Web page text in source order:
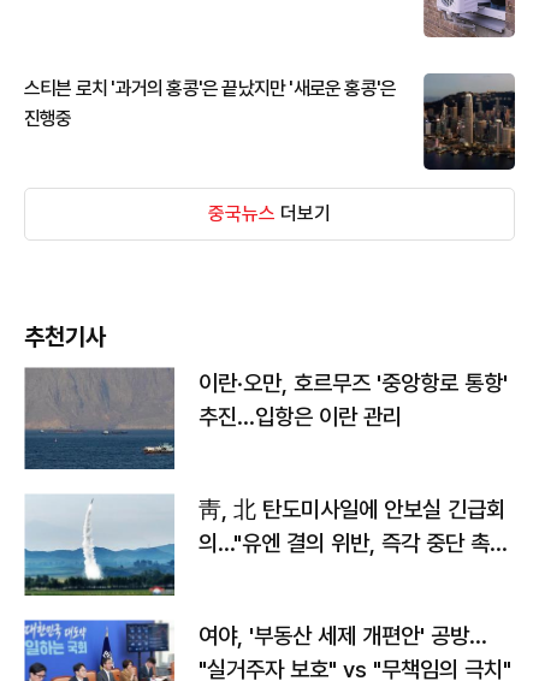
스티븐 로치 '과거의 홍콩'은 끝났지만 '새로운 홍콩'은
진행중
중국뉴스 더보기
추천기사
이란·오만, 호르무즈 '중앙항로 통항'
추진…입항은 이란 관리
靑, 北 탄도미사일에 안보실 긴급회
의…"유엔 결의 위반, 즉각 중단 촉
여야, '부동산 세제 개편안' 공방…
"실거주자 보호" vs "무책임의 극치"